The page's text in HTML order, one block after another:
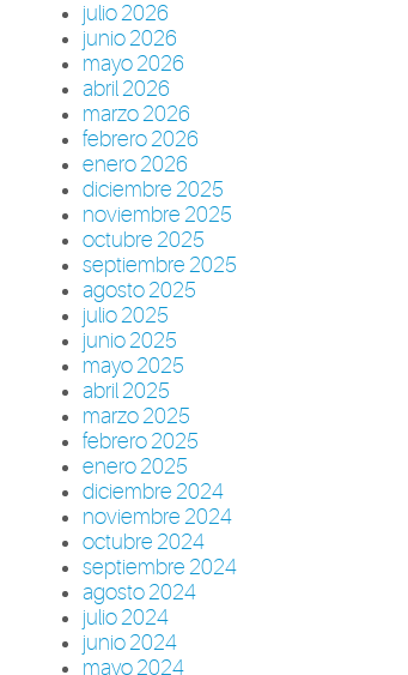
julio 2026
junio 2026
mayo 2026
abril 2026
marzo 2026
febrero 2026
enero 2026
diciembre 2025
noviembre 2025
octubre 2025
septiembre 2025
agosto 2025
julio 2025
junio 2025
mayo 2025
abril 2025
marzo 2025
febrero 2025
enero 2025
diciembre 2024
noviembre 2024
octubre 2024
septiembre 2024
agosto 2024
julio 2024
junio 2024
mayo 2024